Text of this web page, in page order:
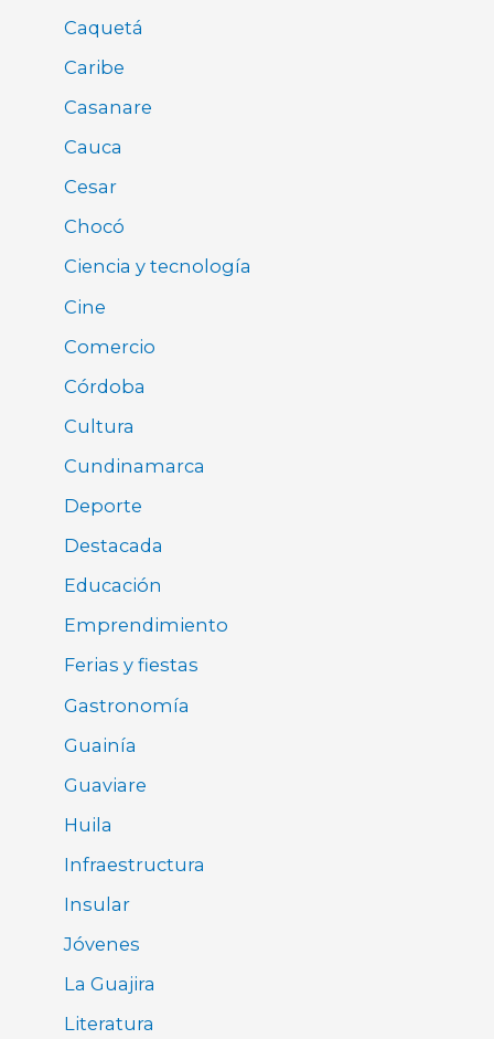
Caquetá
Caribe
Casanare
Cauca
Cesar
Chocó
Ciencia y tecnología
Cine
Comercio
Córdoba
Cultura
Cundinamarca
Deporte
Destacada
Educación
Emprendimiento
Ferias y fiestas
Gastronomía
Guainía
Guaviare
Huila
Infraestructura
Insular
Jóvenes
La Guajira
Literatura